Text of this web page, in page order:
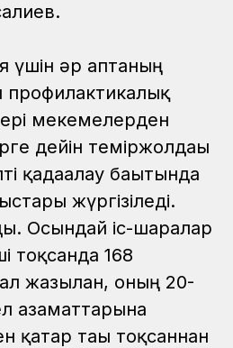
үшін әр аптаның
профилактикалық
мекемелерден
дейін теміржолдағы
қадағалау бағытында
жүргізіледі.
Осындай іс-шаралар
тоқсанда 168
жазылған, оның 20-
азаматтарына
қатар тағы тоқсаннан